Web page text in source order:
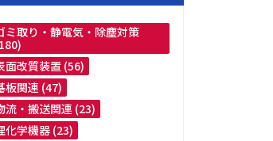
ミ取り・静電気・除塵対策
面改質装置 (56)
板関連 (47)
流・搬送関連 (23)
化学機器 (23)